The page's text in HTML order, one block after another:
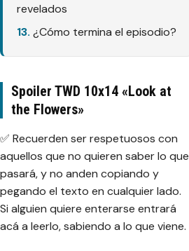
revelados
¿Cómo termina el episodio?
Spoiler TWD 10x14 «Look at
the Flowers»
✅ Recuerden ser respetuosos con
aquellos que no quieren saber lo que
pasará, y no anden copiando y
pegando el texto en cualquier lado.
Si alguien quiere enterarse entrará
acá a leerlo, sabiendo a lo que viene.